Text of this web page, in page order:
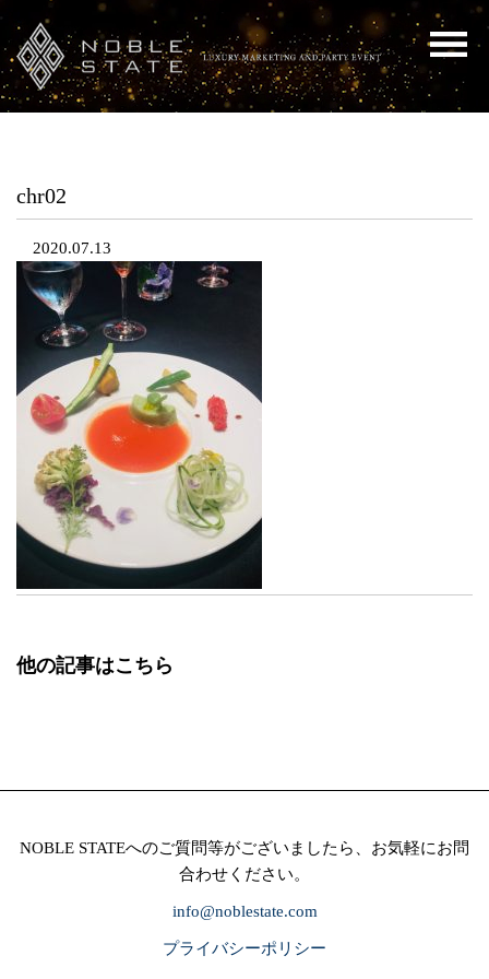
chr02
2020.07.13
他の記事はこちら
NOBLE STATEへのご質問等がございましたら、お気軽にお問
合わせください。
info@noblestate.com
プライバシーポリシー